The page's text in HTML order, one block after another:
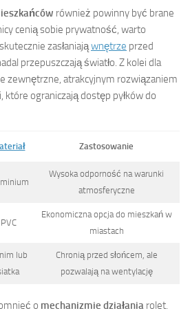
również powinny być brane
cenią sobie prywatność, warto
zasłaniająwnętrze przed
przepuszczają światło. Z kolei dla
zewnętrzne, atrakcyjnym rozwiązaniem
ograniczają dostęp pyłków do
Zastosowanie
Wysoka odporność na warunki
atmosferyczne
PVC
Ekonomiczna opcja do mieszkań w
miastach
lub
Chronią przed słońcem, ale
pozwalają na wentylację
o mechanizmie działania rolet.